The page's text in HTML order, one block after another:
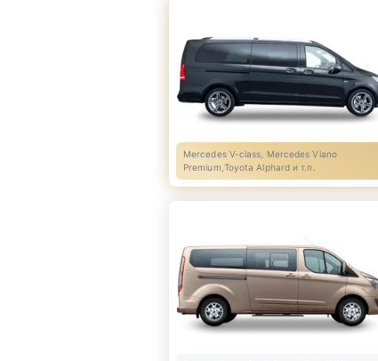
Mercedes V-class, Mercedes Viano
Premium,Toyota Alphard и т.п.